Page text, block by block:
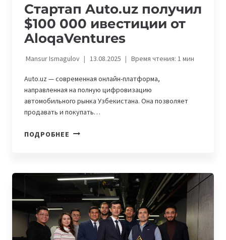
Стартап Auto.uz получил
$100 000 ивестиции от
AloqaVentures
Mansur Ismagulov 13.08.2025 Время чтения: 1мин
Auto.uz — современная онлайн-платформа,
направленная на полную цифровизацию
автомобильного рынка Узбекистана. Она позволяет
продавать и покупать…
ПОДРОБНЕЕ СТАРТАП
000
ИВЕСТИЦИИ
ОТ
ALOQAVENTURES